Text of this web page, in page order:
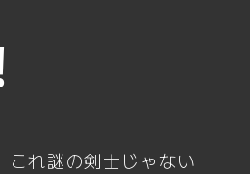
これ謎の剣士じゃない